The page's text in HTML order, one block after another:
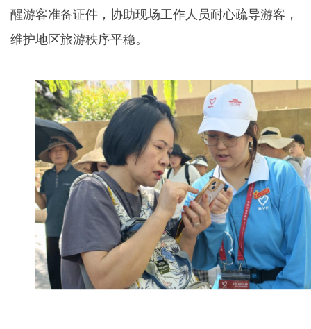
醒游客准备证件，协助现场工作人员耐心疏导游客，
维护地区旅游秩序平稳。